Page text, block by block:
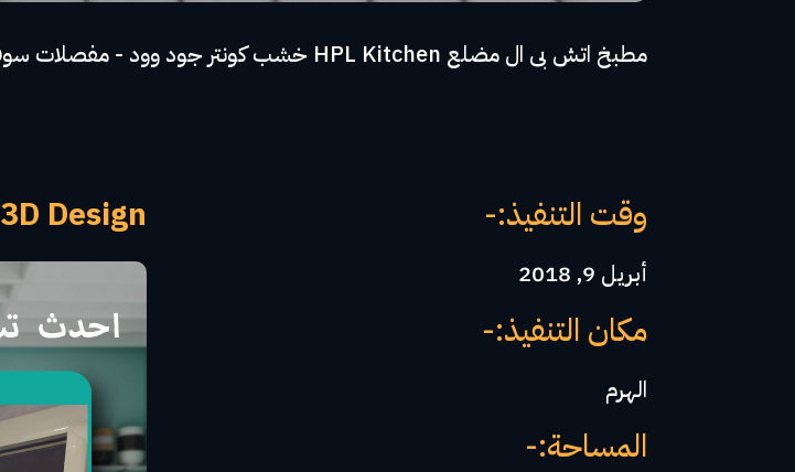
مطبخ اتش بى ال مضلع HPL Kitchen خشب كونتر جود وود - مفصلات سوف كلوز - مقبض مميز
3D Design:- وقت التنفيذ:-
أبريل 9, 2018
مكان التنفيذ:-
الهرم
المساحة:-